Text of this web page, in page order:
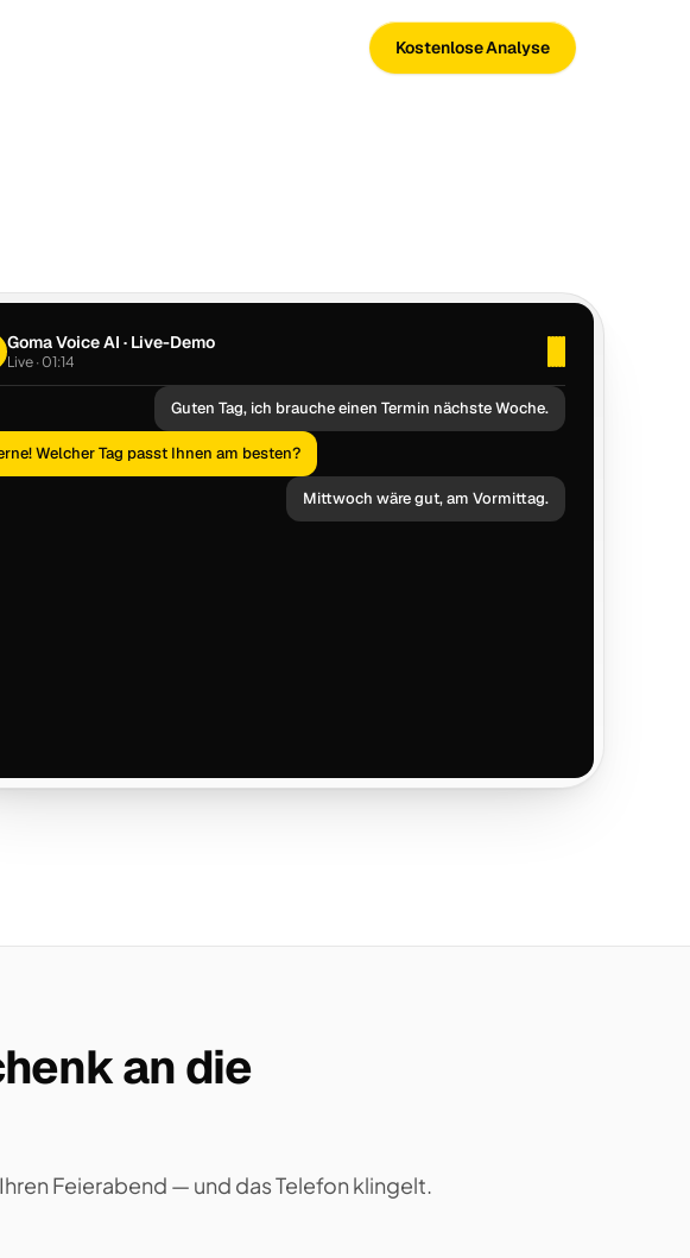
Kostenlose Analyse
Goma Voice AI · Live-Demo
Live · 01:21
Guten Tag, ich brauche einen Termin nächste Woche.
Welcher Tag passt Ihnen am besten?
Mittwoch wäre gut, am Vormittag.
an die
Feierabend — und das Telefon klingelt.